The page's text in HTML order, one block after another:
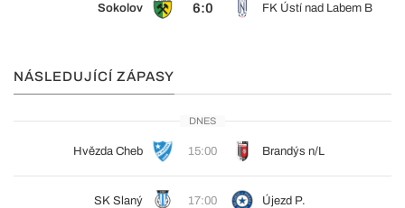
Sokolov 6:0 FK Ústí nad Labem B
NÁSLEDUJÍCÍ ZÁPASY
DNES
Hvězda Cheb 15:00 Brandýs n/L
SK Slaný 17:00 Újezd P.